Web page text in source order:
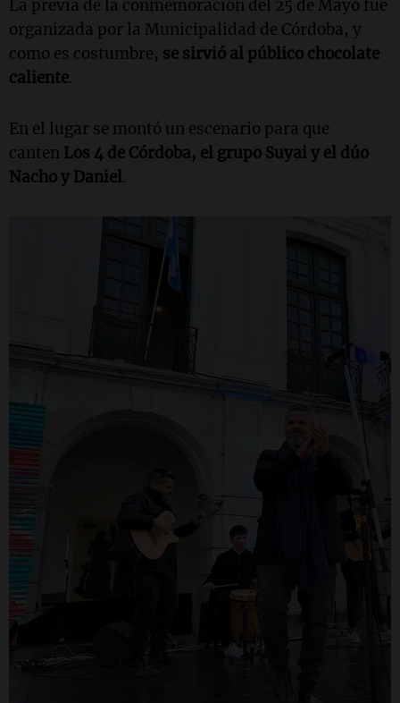
La previa de la conmemoración del 25 de Mayo fue
organizada por la Municipalidad de Córdoba, y
como es costumbre, se sirvió al público chocolate
caliente.
En el lugar se montó un escenario para que
canten Los 4 de Córdoba, el grupo Suyai y el dúo
Nacho y Daniel.